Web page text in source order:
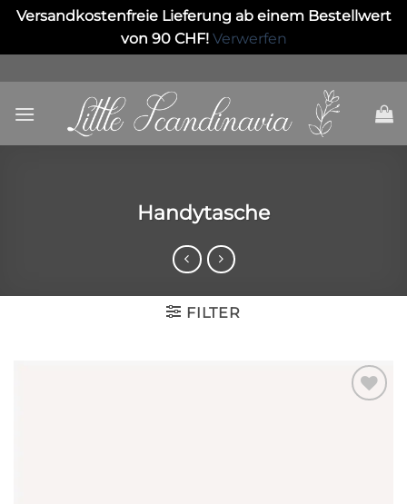
Versandkostenfreie Lieferung ab einem Bestellwert
von 90 CHF! Verwerfen
to
content
Handytasche
FILTER